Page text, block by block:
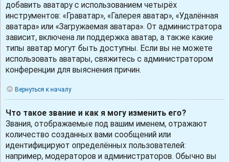
добавить аватару с использованием четырёх
инструментов: «Граватар», «Галерея аватар», «Удалённая
аватара» или «Загружаемая аватара». От администратора
зависит, включена ли поддержка аватар, а также какие
типы аватар могут быть доступны. Если вы не можете
использовать аватары, свяжитесь с администратором
конференции для выяснения причин.
Вернуться к началу
Что такое звание и как я могу изменить его?
Звания, отображаемые под вашим именем, отражают
количество созданных вами сообщений или
идентифицируют определённых пользователей:
например, модераторов и администраторов. Обычно вы